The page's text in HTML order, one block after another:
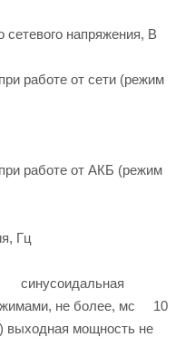
сетевого напряжения, В
работе от сети (режим
работе от АКБ (режим
Гц
синусоидальная
не более, мс 10
выходная мощность не